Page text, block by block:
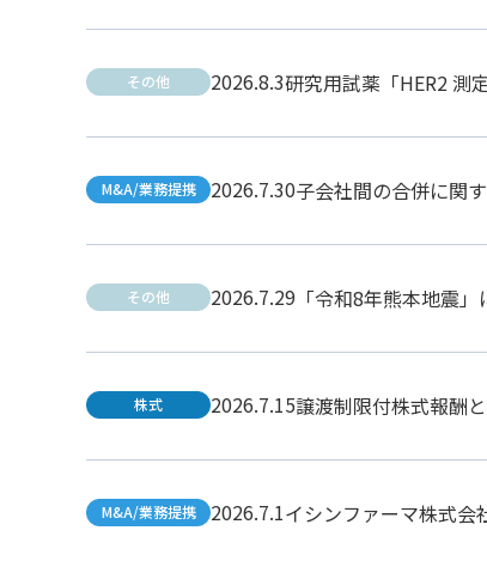
その他 2026.8.3研究用試薬「HER2 測
M&A/業務提携 2026.7.30子会社間の合併に関
その他 2026.7.29 「令和8年熊本地震
株式 2026.7.15譲渡制限付株式報酬
M&A/業務提携 2026.7.1イシンファーマ株式会